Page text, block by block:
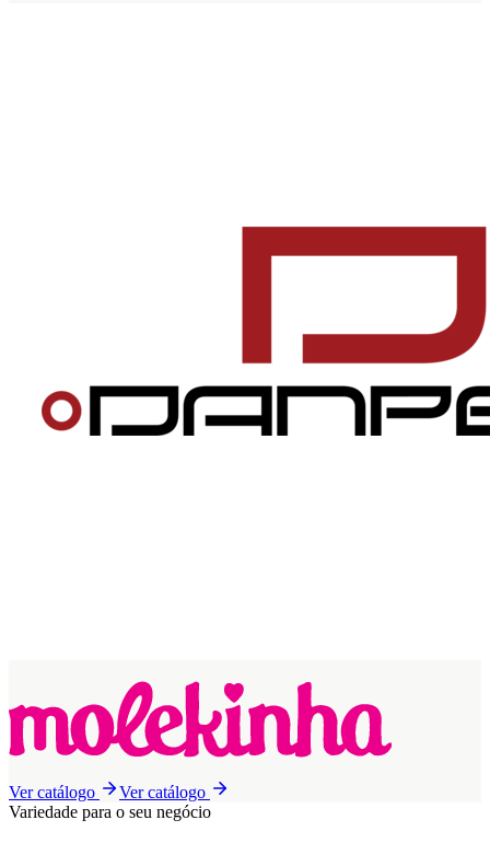
Ver catálogo
Ver catálogo
Variedade para o seu negócio